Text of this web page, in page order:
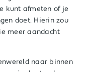
kunt afmeten of je
doet. Hierin zou
meer aandacht
naar binnen